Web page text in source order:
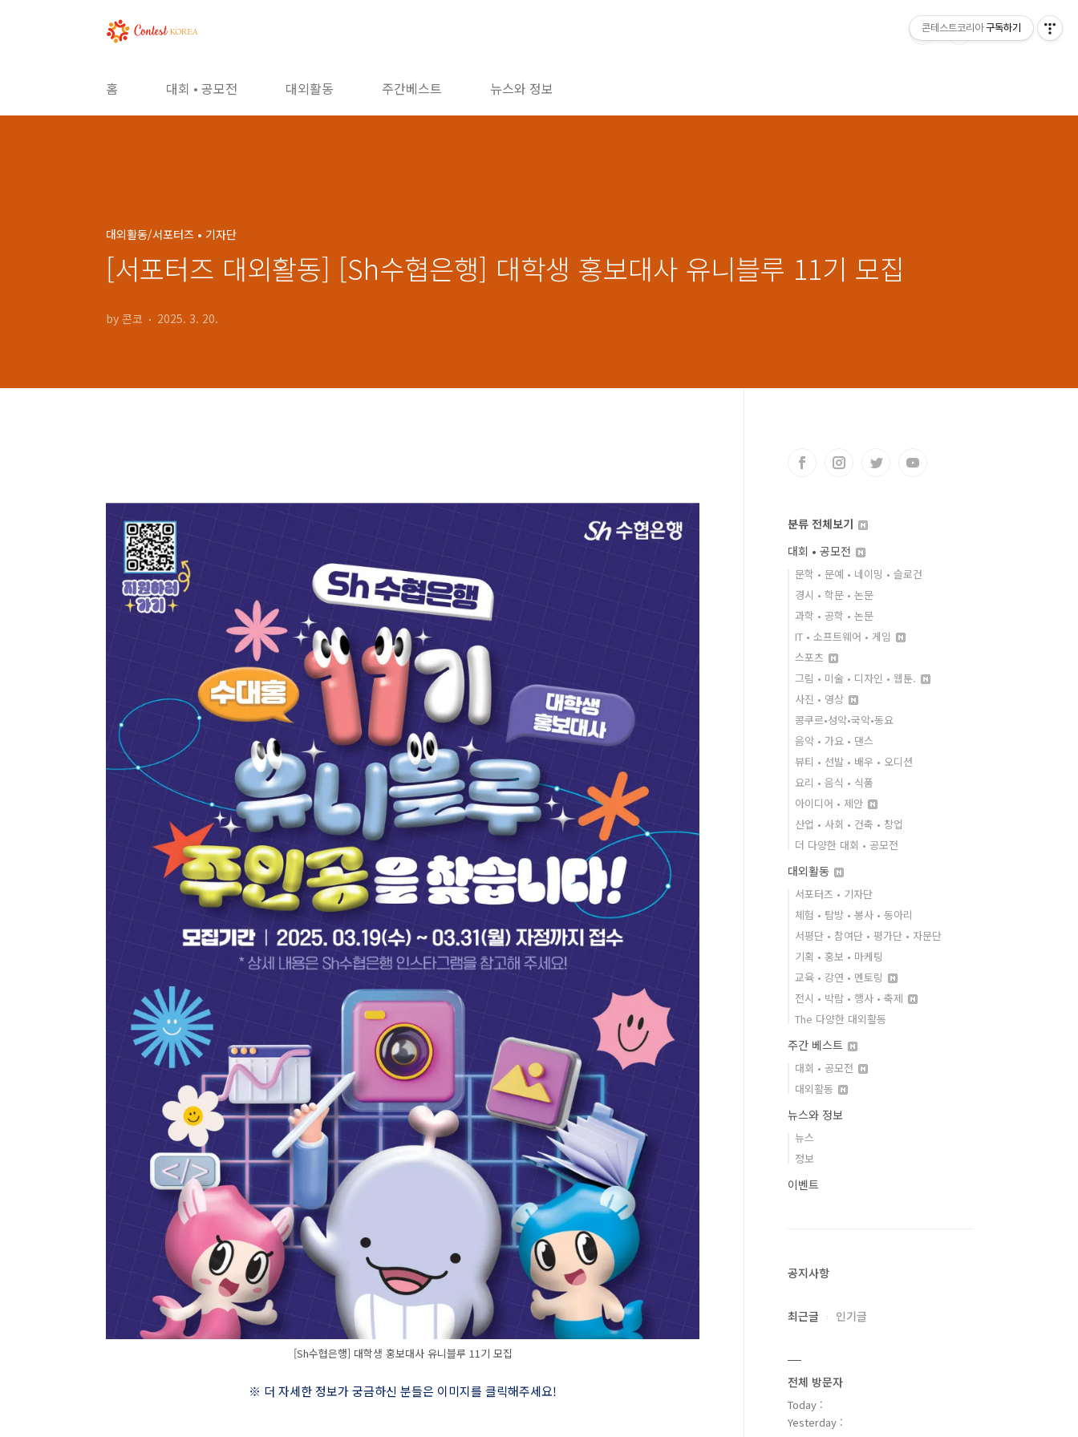
홈 대회 • 공모전 대외활동 주간베스트 뉴스와 정보
대외활동/서포터즈 • 기자단
[서포터즈 대외활동] [Sh수협은행] 대학생 홍보대사 유니블루 11기 모집
by 콘코 2025. 3. 20.
[Sh수협은행] 대학생 홍보대사 유니블루 11기 모집
※ 더 자세한 정보가 궁금하신 분들은 이미지를 클릭해주세요!
분류 전체보기
대회 • 공모전
문학 • 문예 • 네이밍 • 슬로건
경시 • 학문 • 논문
과학 • 공학 • 논문
IT • 소프트웨어 • 게임
스포츠
그림 • 미술 • 디자인 • 웹툰.
사진 • 영상
콩쿠르•성악•국악•동요
음악 • 가요 • 댄스
뷰티 • 선발 • 배우 • 오디션
요리 • 음식 • 식품
아이디어 • 제안
산업 • 사회 • 건축 • 창업
더 다양한 대회 • 공모전
대외활동
서포터즈 • 기자단
체험 • 탐방 • 봉사 • 동아리
서평단 • 참여단 • 평가단 • 자문단
기획 • 홍보 • 마케팅
교육 • 강연 • 멘토링
전시 • 박람 • 행사 • 축제
The 다양한 대외활동
주간 베스트
대회 • 공모전
대외활동
뉴스와 정보
뉴스
정보
이벤트
공지사항
최근글 인기글
전체 방문자
Today :
Yesterday :
콘테스트코리아 구독하기